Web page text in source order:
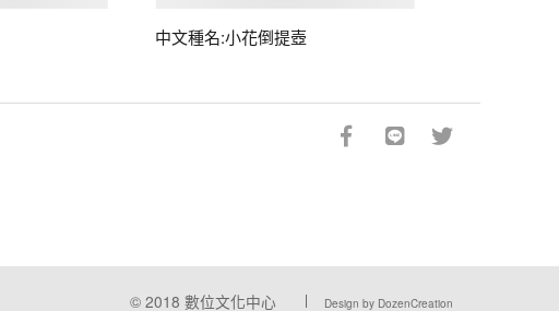
中文種名:小花倒提壺
© 2018 數位文化中心 Design by DozenCreation